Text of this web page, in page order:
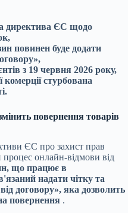
директива ЄС щодо
повинен буде додати
з 19 червня 2026 року,
комерції стурбована
повернення товарів
ЄС про захист прав
процес онлайн-відмови від
що працює в
надати чітку та
договору», яка дозволить
повернення .